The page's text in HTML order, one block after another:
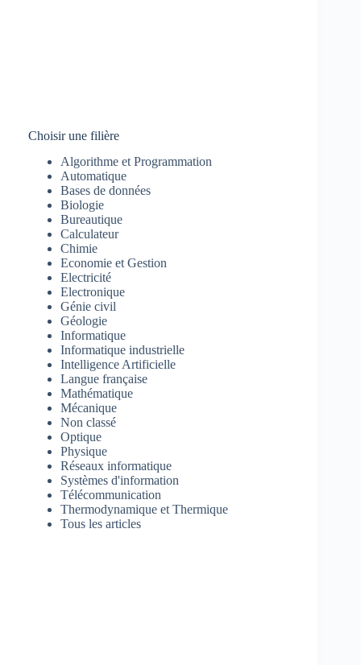
Choisir une filière
Algorithme et Programmation
Automatique
Bases de données
Biologie
Bureautique
Calculateur
Chimie
Economie et Gestion
Electricité
Electronique
Génie civil
Géologie
Informatique
Informatique industrielle
Intelligence Artificielle
Langue française
Mathématique
Mécanique
Non classé
Optique
Physique
Réseaux informatique
Systèmes d'information
Télécommunication
Thermodynamique et Thermique
Tous les articles